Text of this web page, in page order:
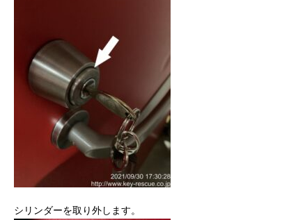
シリンダーを取り外します。